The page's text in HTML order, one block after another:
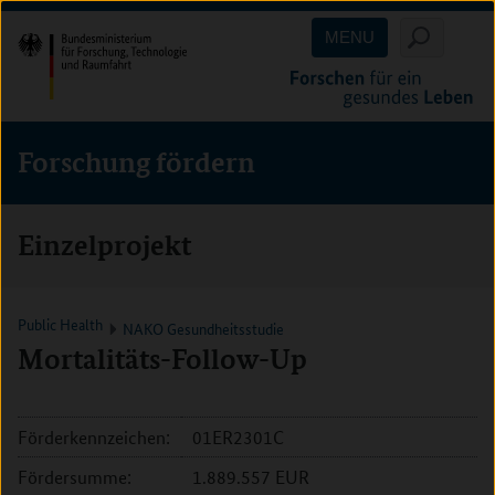
Direkt
zum
Inhalt
(Eingabetaste)
Direkt
zum
Hauptmenu
(Eingabetaste)
Direkt
zur
Suche
(Eingabetaste)
MENU
Forschung fördern
Einzelprojekt
Public Health NAKO Gesundheitsstudie
Mortalitäts-Follow-Up
Förderkennzeichen:
01ER2301C
Fördersumme:
1.889.557 EUR